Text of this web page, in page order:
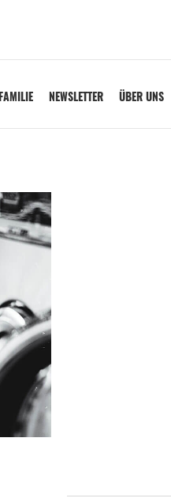
FAMILIE NEWSLETTER ÜBER UNS